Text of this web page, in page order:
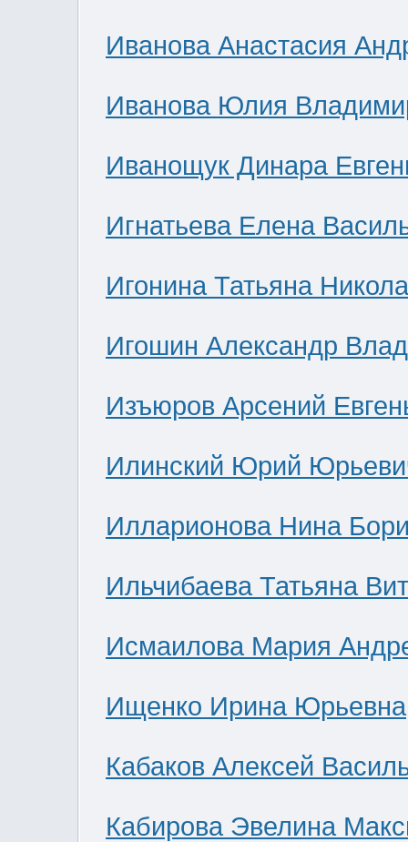
Иванова Анастасия
Иванова Юлия
Иванощук Динара
Игнатьева Елена
Игонина Татьяна
Игошин Александр
Изъюров Арсений
Илинский Юрий
Илларионова Нина
Ильчибаева Татьяна
Исмаилова Мария
Ищенко Ирина Юрьевна
Кабаков Алексей
Кабирова Эвелина